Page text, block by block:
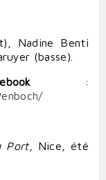
Nadine Benti
(basse).
:
Port, Nice, été